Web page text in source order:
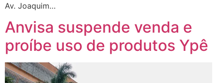
Av. Joaquim…
Anvisa suspende venda e
proíbe uso de produtos Ypê